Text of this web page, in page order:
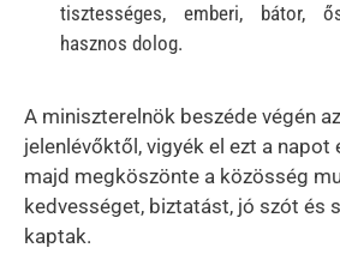
tisztességes, emberi, bátor,
hasznos dolog.
A miniszterelnök beszéde végén
jelenlévőktől, vigyék el ezt a napot
majd megköszönte a közösség
kedvességet, biztatást, jó szót és
kaptak.